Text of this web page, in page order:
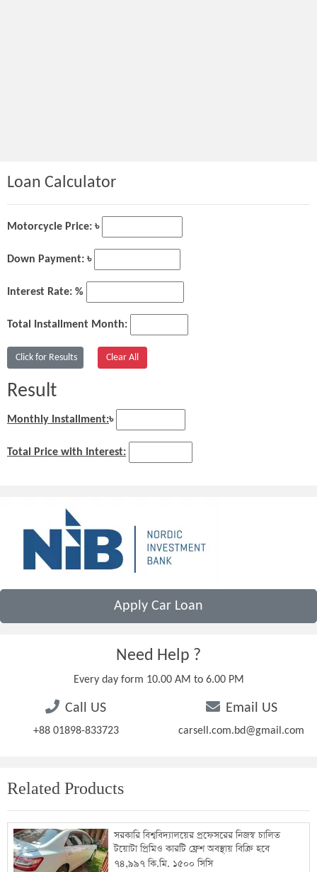
Loan Calculator
Motorcycle Price: ৳
Down Payment: ৳
Interest Rate: %
Total Installment Month:
Result
Monthly Installment:৳
Total Price with Interest:
Apply Car Loan
Need Help ?
Every day form 10.00 AM to 6.00 PM
Call US
+88 01898-833723
Email US
carsell.com.bd@gmail.com
Related Products
সরকারি বিশ্ববিদ্যালয়ের প্রফেসরের নিজস্ব চালিত
টয়োটা প্রিমিও কারটি ফ্রেশ অবস্থায় বিক্রি হবে
৭৪,৯৯৭ কি.মি. ১৫০০ সিসি